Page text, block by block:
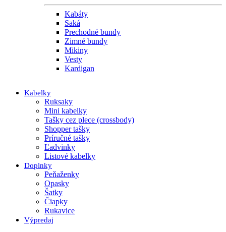
Kabáty
Saká
Prechodné bundy
Zimné bundy
Mikiny
Vesty
Kardigan
Kabelky
Ruksaky
Mini kabelky
Tašky cez plece (crossbody)
Shopper tašky
Príručné tašky
Ľadvinky
Listové kabelky
Doplnky
Peňaženky
Opasky
Šatky
Čiapky
Rukavice
Výpredaj